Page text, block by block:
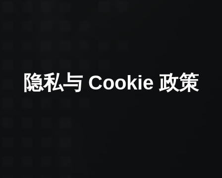
隐私与 Cookie 政策